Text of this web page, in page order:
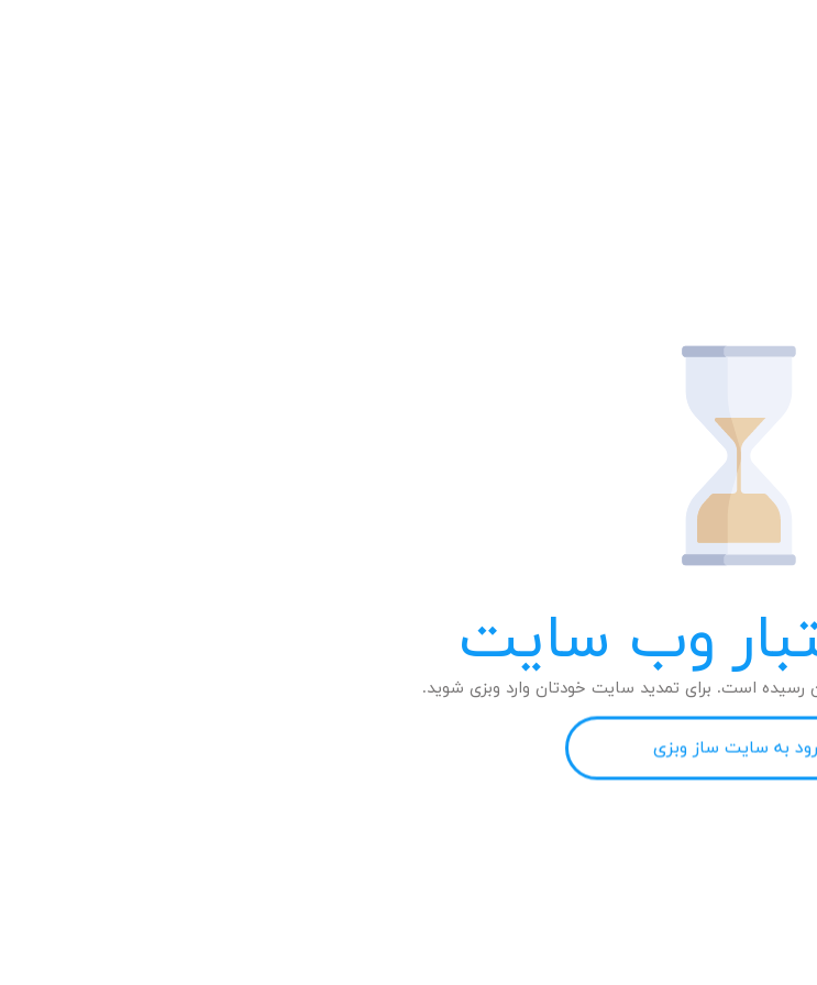
وب سایت
است. برای تمدید سایت خودتان وارد وبزی شوید.
به سایت ساز وبزی